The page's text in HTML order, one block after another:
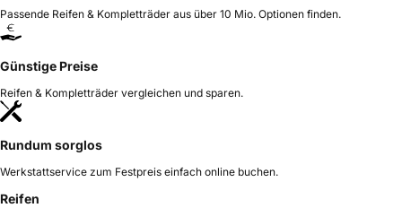
Passende Reifen & Kompletträder aus über 10 Mio. Optionen finden.
Günstige Preise
Reifen & Kompletträder vergleichen und sparen.
Rundum sorglos
Werkstattservice zum Festpreis einfach online buchen.
Reifen